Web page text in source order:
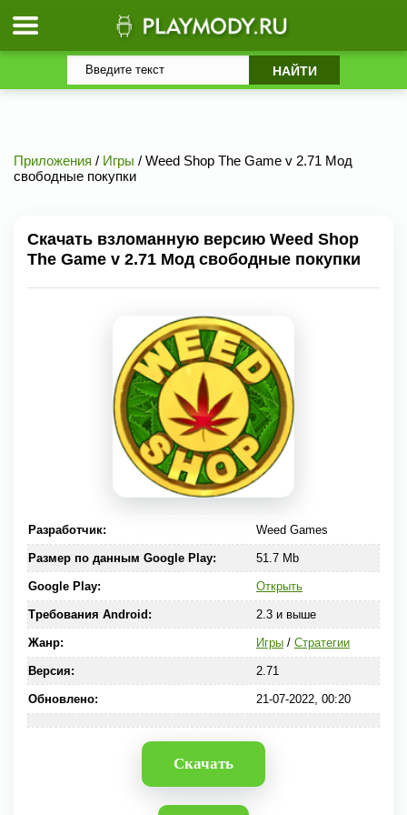
Приложения / Игры / Weed Shop The Game v 2.71 Мод
свободные покупки
Скачать взломанную версию Weed Shop
The Game v 2.71 Мод свободные покупки
Разработчик: Weed Games
Размер по данным Google Play: 51.7 Mb
Google Play: Открыть
Требования Android: 2.3 и выше
Жанр: Игры/ Стратегии
Версия: 2.71
Обновлено: 21-07-2022, 00:20
Скачать